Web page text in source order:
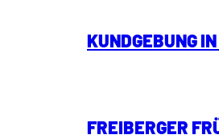
KUNDGEBUNG
FREIBERGER